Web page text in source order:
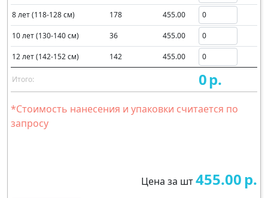
8 лет (118-128 см) 178 455.00
10 лет (130-140 см) 36 455.00
12 лет (142-152 см) 142 455.00
Итого: 0р.
*Стоимость нанесения и упаковки считается по
запросу
Цена за шт455.00р.